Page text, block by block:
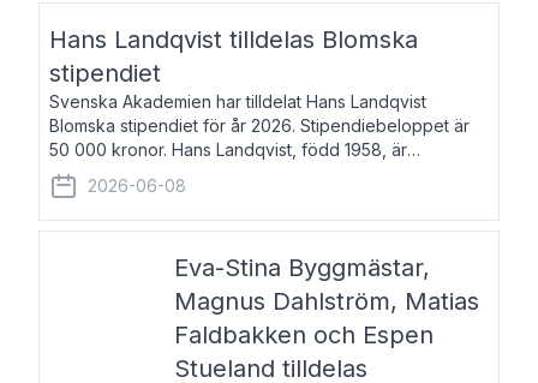
Hans Landqvist tilldelas Blomska
stipendiet
Svenska Akademien har tilldelat Hans Landqvist
Blomska stipendiet för år 2026. Stipendiebeloppet är
50 000 kronor. Hans Landqvist, född 1958, är
professor i svenska vid Göteborgs universitet. Han
disputerade år 2000 på avhandlingen Författn
2026-06-08
Eva-Stina Byggmästar,
Magnus Dahlström, Matias
Faldbakken och Espen
Stueland tilldelas